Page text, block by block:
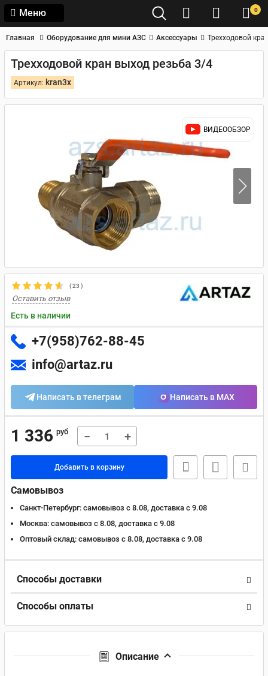
Меню 0
Главная Оборудование для мини АЗС Аксессуары Трехходовой
Трехходовой кран выход резьба 3/4
Артикул: kran3x
ВИДЕООБЗОР
(23 )
Оставить отзыв
Есть в наличии
+7(958)762-88-45
info@artaz.ru
Написать в телеграм Написать в MAX
1 336 руб − +
Добавить в корзину
Самовывоз
Санкт-Петербург: самовывоз с 8.08, доставка c 9.08
Москва: самовывоз с 8.08, доставка c 9.08
Оптовый склад: самовывоз с 8.08, доставка c 9.08
Способы доставки
Способы оплаты
Описание